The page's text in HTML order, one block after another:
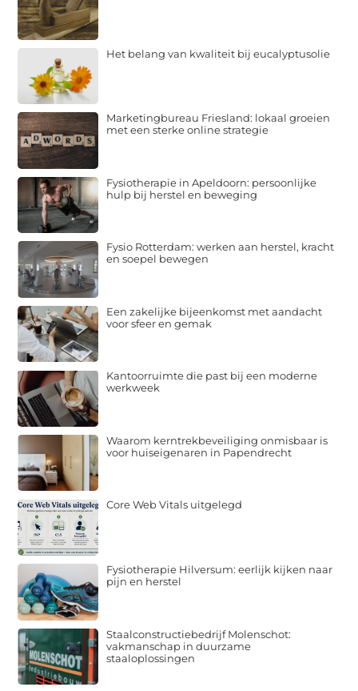
Het belang van kwaliteit bij eucalyptusolie
Marketingbureau Friesland: lokaal groeien
met een sterke online strategie
Fysiotherapie in Apeldoorn: persoonlijke
hulp bij herstel en beweging
Fysio Rotterdam: werken aan herstel, kracht
en soepel bewegen
Een zakelijke bijeenkomst met aandacht
voor sfeer en gemak
Kantoorruimte die past bij een moderne
werkweek
Waarom kerntrekbeveiliging onmisbaar is
voor huiseigenaren in Papendrecht
Core Web Vitals uitgelegd
Fysiotherapie Hilversum: eerlijk kijken naar
pijn en herstel
Staalconstructiebedrijf Molenschot:
vakmanschap in duurzame
staaloplossingen